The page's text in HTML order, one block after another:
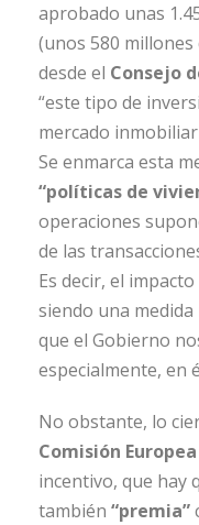
aprobado unas
(unos 580
desde el Consejo
“este tipo de
mercado
Se enmarca esta
“políticas de
operaciones
de las
Es decir, el
siendo una medida
que el Gobierno
especialmente, en
No obstante, lo
Comisión Europea
incentivo, que hay
también “premia”